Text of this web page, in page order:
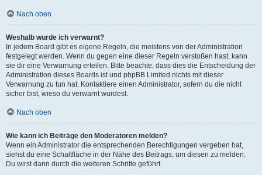
Nach oben
Weshalb wurde ich verwarnt?
In jedem Board gibt es eigene Regeln, die meistens von der Administration
festgelegt werden. Wenn du gegen eine dieser Regeln verstoßen hast, kann
sie dir eine Verwarnung erteilen. Bitte beachte, dass dies die Entscheidung der
Administration dieses Boards ist und phpBB Limited nichts mit dieser
Verwarnung zu tun hat. Kontaktiere einen Administrator, sofern du die nicht
sicher bist, wieso du verwarnt wurdest.
Nach oben
Wie kann ich Beiträge den Moderatoren melden?
Wenn ein Administrator die entsprechenden Berechtigungen vergeben hat,
siehst du eine Schaltfläche in der Nähe des Beitrags, um diesen zu melden.
Du wirst dann durch die weiteren Schritte geführt.